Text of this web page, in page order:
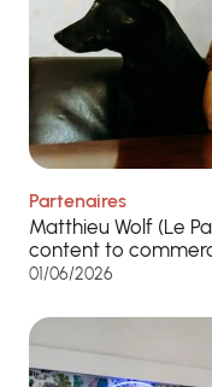
Partenaires
Matthieu Wolf (Le
content to
01/06/2026